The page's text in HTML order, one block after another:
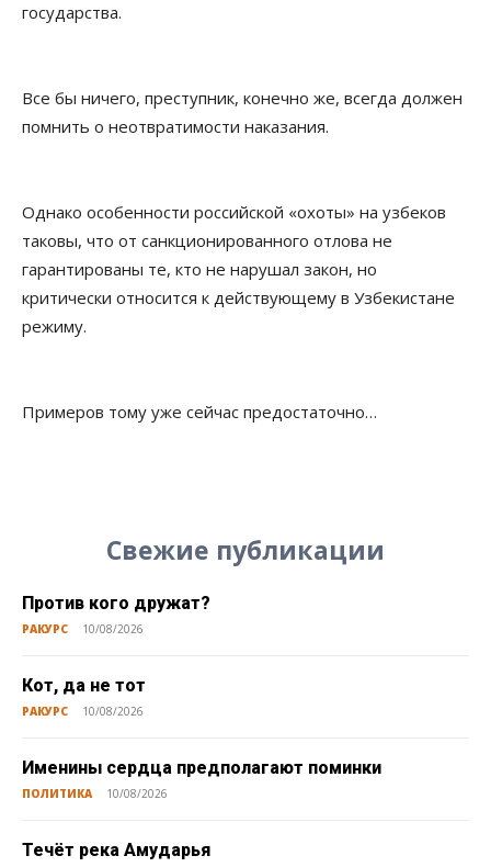
государства.
Все бы ничего, преступник, конечно же, всегда должен
помнить о неотвратимости наказания.
Однако особенности российской «охоты» на узбеков
таковы, что от санкционированного отлова не
гарантированы те, кто не нарушал закон, но
критически относится к действующему в Узбекистане
режиму.
Примеров тому уже сейчас предостаточно…
Свежие публикации
Против кого дружат?
РАКУРС 10/08/2026
Кот, да не тот
РАКУРС 10/08/2026
Именины сердца предполагают поминки
ПОЛИТИКА 10/08/2026
Течёт река Амударья